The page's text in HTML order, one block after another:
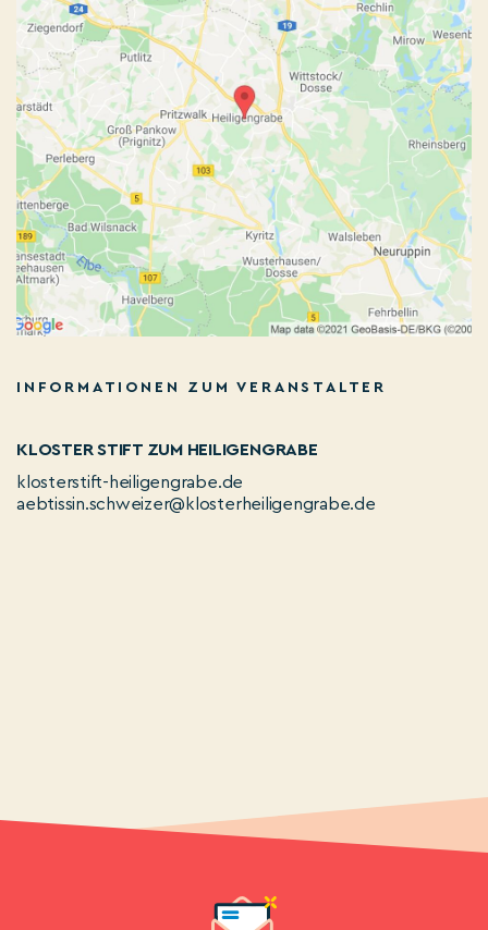
INFORMATIONEN ZUM VERANSTALTER
KLOSTER STIFT ZUM HEILIGENGRABE
klosterstift-heiligengrabe.de
aebtissin.schweizer@klosterheiligengrabe.de